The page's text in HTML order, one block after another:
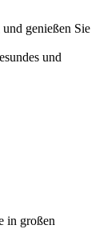
genießen Sie
und
in großen